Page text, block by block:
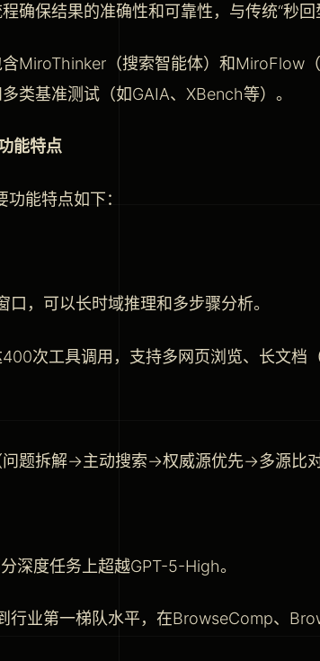
确保结果的准确性和可靠性，与传统“秒
MiroThinker（搜索智能体）和MiroFlow
类基准测试（如GAIA、XBench等）。
能特点
能特点如下：
口，可以长时域推理和多步骤分析。
次工具调用，支持多网页浏览、长文档
问题拆解→主动搜索→权威源优先→多源比
深度任务上超越GPT-5-High。
行业第一梯队水平，在BrowseComp、